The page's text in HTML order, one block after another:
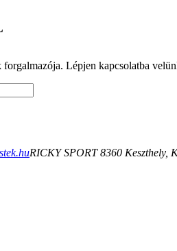
Lépjen kapcsolatba
RICKY SPORT 8360 Keszthely,